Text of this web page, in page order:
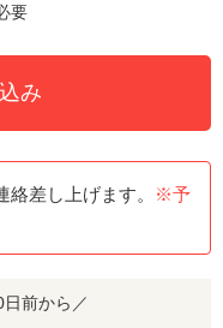
要
み
差し上げます。
※予
前から／